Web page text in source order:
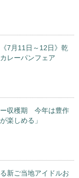
7月11日～12日》乾
レーパンフェア
ー収穫期 今年は豊作
楽しめる」
新ご当地アイドルお